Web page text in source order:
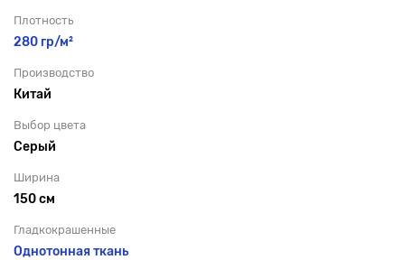
Плотность
280 гр/м²
Производство
Китай
Выбор цвета
Серый
Ширина
150 см
Гладкокрашенные
Однотонная ткань